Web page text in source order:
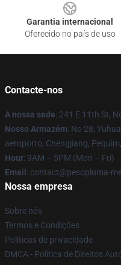
Garantia internacional
Oferecido no país de uso
Contacte-nos
A nossa sede: 241 E 11th St,
Nosso Armazém: No 28,
aeroporto, Chengjiang,
Hour: 9AM – 5PM (Mon – Fri)
Email : contact@pesopluma-
Nossa empresa
Sobre nós
Termos e Condições
Políticas de privacidade
DMCA - Política de Direitos